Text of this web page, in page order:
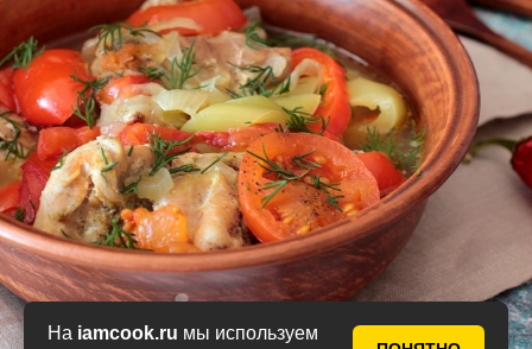
На iamcook.ru мы используем